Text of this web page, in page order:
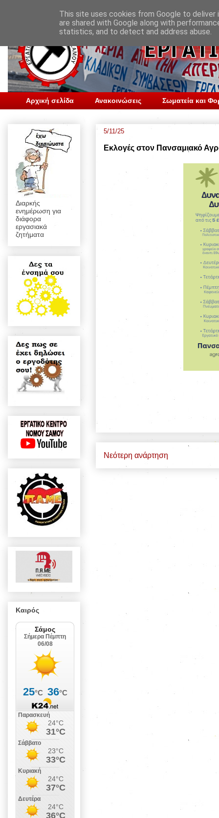
Αρχική σελίδα Ανακοινώσεις Σωματεία και
5/11/25
Εκλογές στον Πανσαμιακό
Νεότερη ανάρτηση
Διαρκής
ενημέρωση για
διάφορα
εργασιακά
ζητήματα
Καιρός
This site uses cookies from Google to
are shared with Google along with
statistics, and to detect and address abuse.